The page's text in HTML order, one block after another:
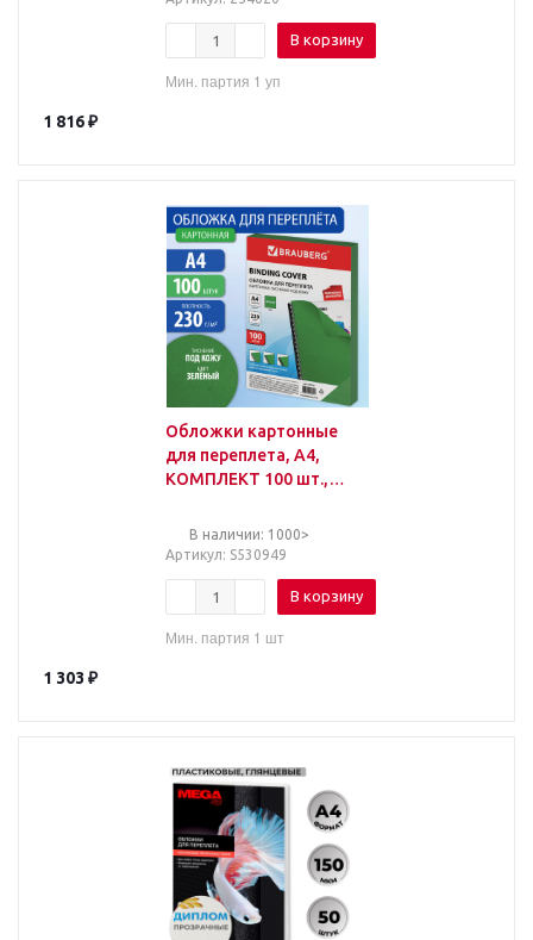
В корзину
Мин. партия 1 уп
1 816₽
Обложки картонные
для переплета, А4,
КОМПЛЕКТ 100 шт.,
г/м2, зеленые, BRAUBER
В наличии: 1000>
Артикул: S530949
В корзину
Мин. партия 1 шт
1 303 ₽